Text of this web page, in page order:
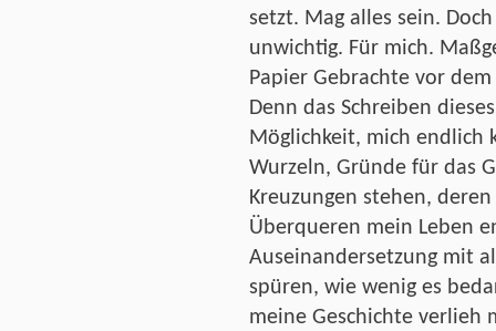
setzt. Mag alles sein.
unwichtig. Für mich.
Papier Gebrachte vor
Denn das Schreiben
Möglichkeit, mich endlich
Wurzeln, Gründe für das
Kreuzungen stehen,
Überqueren mein Leben
Auseinandersetzung mit
spüren, wie wenig es
meine Geschichte verlieh